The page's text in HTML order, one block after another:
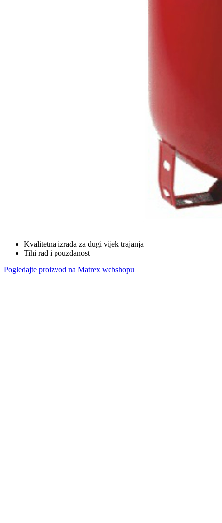
Kvalitetna izrada za dugi vijek trajanja
Tihi rad i pouzdanost
Pogledajte proizvod na Matrex webshopu